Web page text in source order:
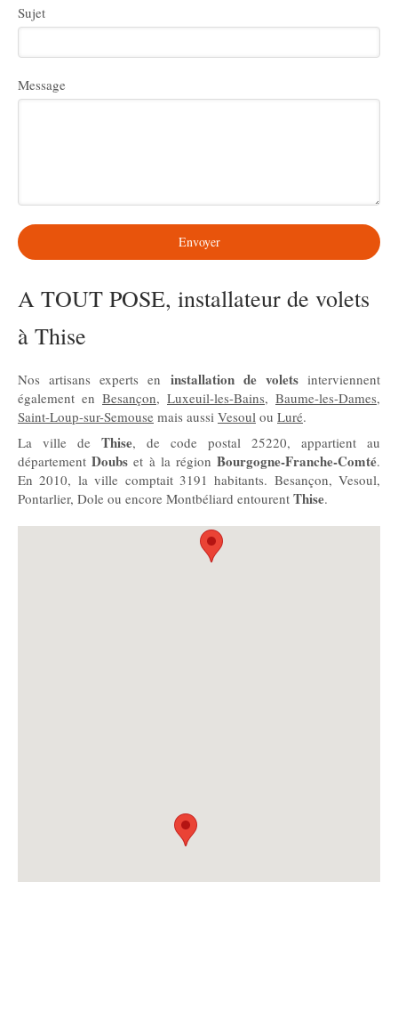
Sujet
Message
Envoyer
A TOUT POSE, installateur de volets
à Thise
Nos artisans experts en installation de voletsinterviennent
également en Besançon, Luxeuil-les-Bains, Baume-les-Dames,
Saint-Loup-sur-Semouse mais aussi Vesoul ou Luré.
La ville de Thise, de code postal 25220, appartient au
départementDoubs et à la régionBourgogne-Franche-Comté.
En 2010, la ville comptait 3191 habitants. Besançon, Vesoul,
Pontarlier, Dole ou encore Montbéliard entourent Thise.